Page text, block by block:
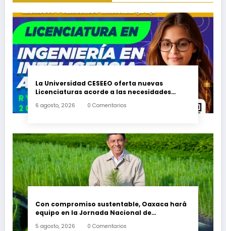
La Universidad CESEEO oferta nuevas
Licenciaturas acorde a las necesidades
nivel medio superior
6 agosto, 2026 0 Comentarios
Con compromiso sustentable, Oaxaca hará
equipo en la Jornada Nacional de
5 agosto, 2026 0 Comentarios